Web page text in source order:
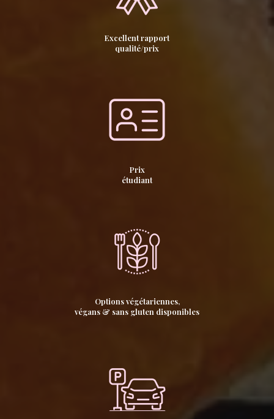
Excellent rapport
qualité/prix
Prix
étudiant
Options végétariennes,
végans & sans gluten disponibles